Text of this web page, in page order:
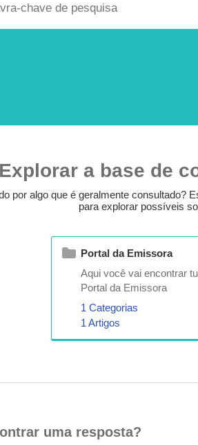
Explorar a base de
por algo que é geralmente consultado?
para explorar possíveis
Portal da Emissora
Aqui você vai encontrar
Portal da Emissora
1 Categorias
1 Artigos
uma resposta?